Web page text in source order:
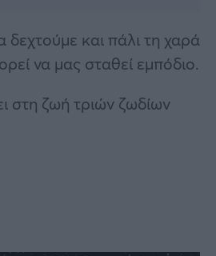
δεχτούμε και πάλι τη χαρά
να μας σταθεί εμπόδιο.
στη ζωή τριών ζωδίων